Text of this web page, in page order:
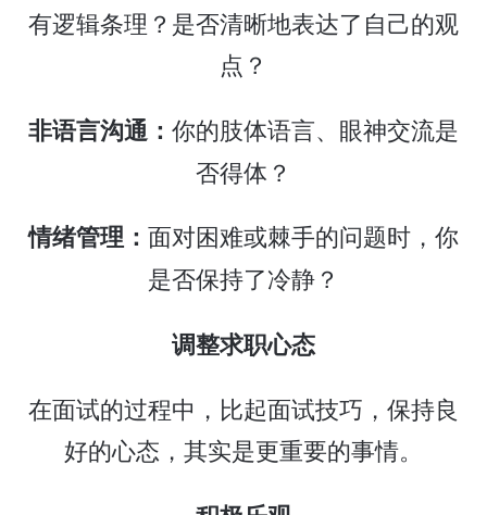
有逻辑条理？是否清晰地表达了自己的观
点？
非语言沟通： 你的肢体语言、眼神交流是
否得体？
情绪管理： 面对困难或棘手的问题时，你
是否保持了冷静？
调整求职心态
在面试的过程中，比起面试技巧，保持良
好的心态，其实是更重要的事情。